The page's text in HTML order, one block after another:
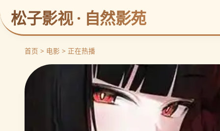
松子影视 · 自然影苑
首页 > 电影 > 正在热播